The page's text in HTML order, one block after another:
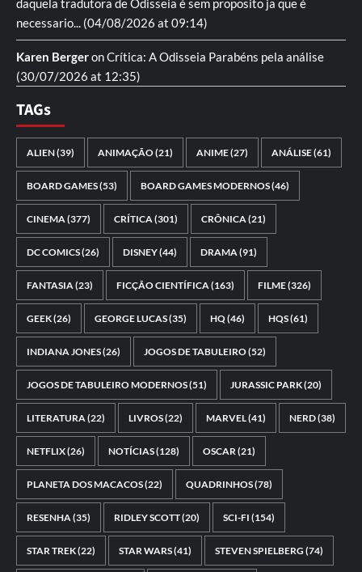
daquela tradutora de Odisseia é sem proposito ja que é
necessario... (04/08/2026 at 09:14)
Karen BergeronCrítica: A Odisseia Parabéns pela análise
(30/07/2026 at 12:35)
TAGs
ALIEN(39) ANIMAÇÃO(21) ANIME(27) ANÁLISE(61)
BOARD GAMES(53) BOARD GAMES MODERNOS(46)
CINEMA(377) CRÍTICA(301) CRÔNICA(21)
DC COMICS(26) DISNEY(44) DRAMA(91)
FANTASIA(23) FICÇÃO CIENTÍFICA(163) FILME(326)
GEEK(26) GEORGE LUCAS(35) HQ(46) HQS(61)
INDIANA JONES(26) JOGOS DE TABULEIRO(52)
JOGOS DE TABULEIRO MODERNOS(51) JURASSIC PARK(20)
LITERATURA(22) LIVROS(22) MARVEL(41) NERD(38)
NETFLIX(26) NOTÍCIAS(128) OSCAR(21)
PLANETA DOS MACACOS(22) QUADRINHOS(78)
RESENHA(35) RIDLEY SCOTT(20) SCI-FI (154)
STAR TREK(22) STAR WARS(41) STEVEN SPIELBERG (74)